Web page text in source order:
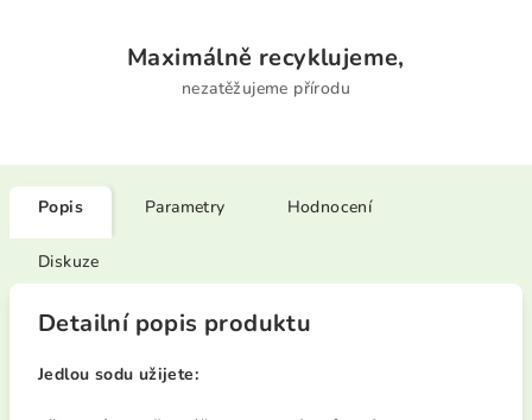
Maximálně recyklujeme,
nezatěžujeme přírodu
Popis Parametry Hodnocení
Diskuze
Detailní popis produktu
Jedlou sodu užijete: